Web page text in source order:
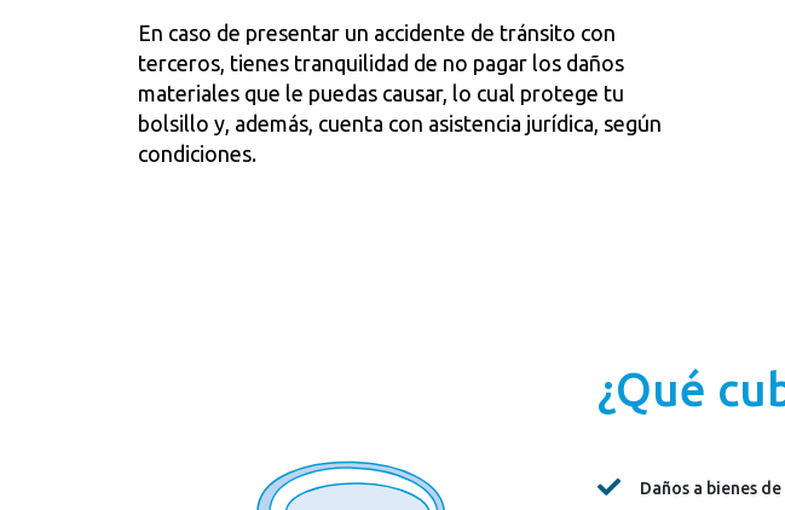
En caso de presentar un accidente de tránsito con
terceros, tienes tranquilidad de no pagar los daños
materiales que le puedas causar, lo cual protege tu
bolsillo y, además, cuenta con asistencia jurídica, según
condiciones.
¿Qué
Daños a bienes